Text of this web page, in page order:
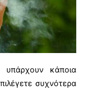
κάποια
συχνότερα